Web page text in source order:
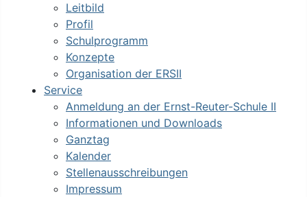
Leitbild
Profil
Schulprogramm
Konzepte
Organisation der ERSII
Service
Anmeldung an der Ernst-Reuter-Schule II
Informationen und Downloads
Ganztag
Kalender
Stellenausschreibungen
Impressum